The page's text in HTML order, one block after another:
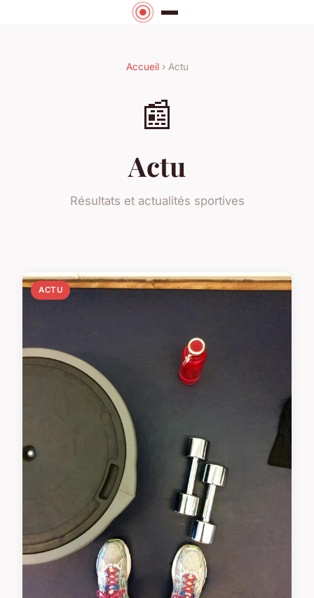
Accueil› Actu
📰
Actu
Résultats et actualités sportives
ACTU